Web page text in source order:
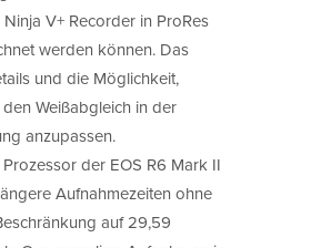
V+ Recorder in ProRes
werden können. Das
und die Möglichkeit,
Weißabgleich in der
anzupassen.
der EOS R6 Mark II
Aufnahmezeiten ohne
auf 29,59